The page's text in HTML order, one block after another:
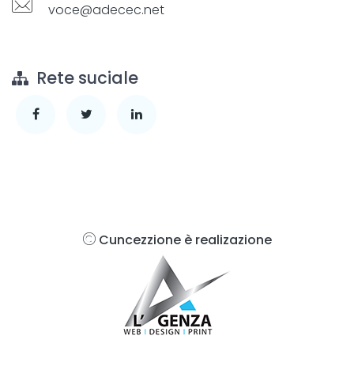
voce@adecec.net
Rete suciale
Cuncezzione è realizazione